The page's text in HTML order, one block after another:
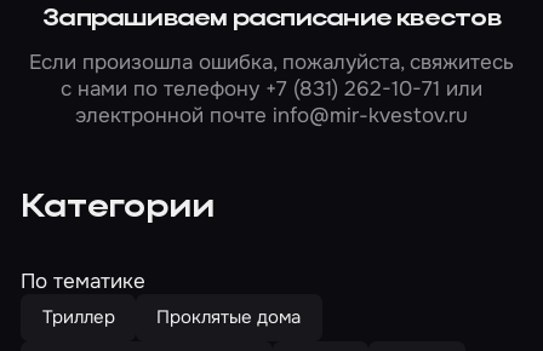
Запрашиваем расписание квестов
Если произошла ошибка, пожалуйста, свяжитесь
с нами по телефону +7 (831) 262-10-71 или
электронной почте info@mir-kvestov.ru
Категории
По тематике
Триллер
Проклятые дома